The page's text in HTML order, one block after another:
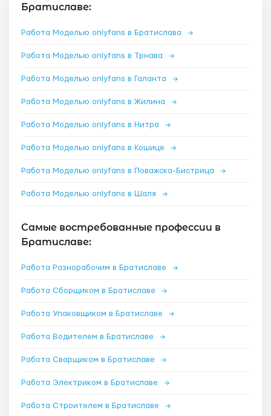
Братиславе:
Работа Моделью onlyfans в Братислава →
Работа Моделью onlyfans в Трнава →
Работа Моделью onlyfans в Галанта →
Работа Моделью onlyfans в Жилина →
Работа Моделью onlyfans в Нитра →
Работа Моделью onlyfans в Кошице →
Работа Моделью onlyfans в Поважска-Бистрица →
Работа Моделью onlyfans в Шаля →
Самые востребованные профессии в
Братиславе:
Работа Разнорабочим в Братиславе →
Работа Сборщиком в Братиславе →
Работа Упаковщиком в Братиславе →
Работа Водителем в Братиславе →
Работа Сварщиком в Братиславе →
Работа Электриком в Братиславе →
Работа Строителем в Братиславе →